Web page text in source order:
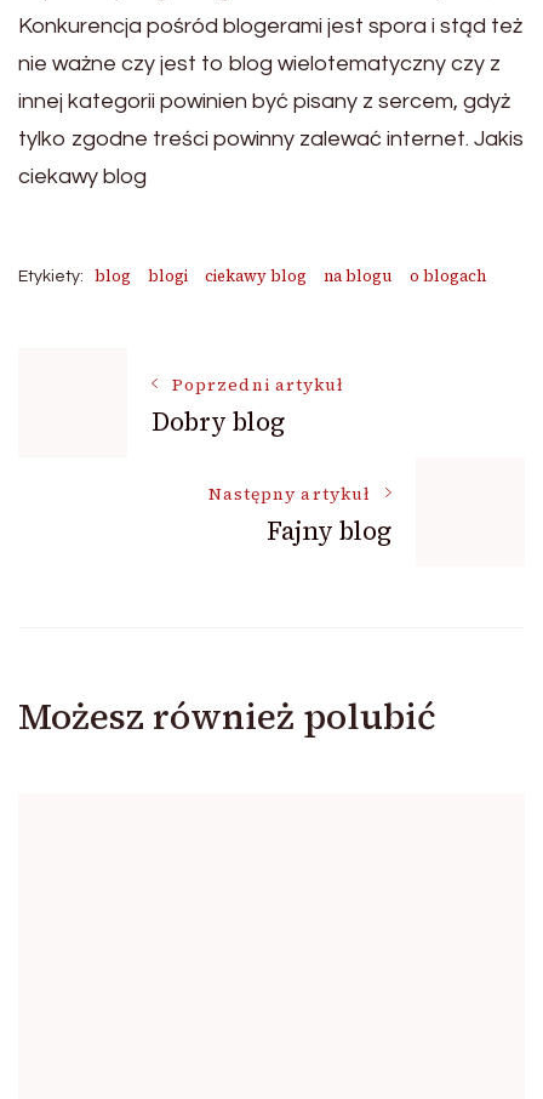
Konkurencja pośród blogerami jest spora i stąd też
nie ważne czy jest to blog wielotematyczny czy z
innej kategorii powinien być pisany z sercem, gdyż
tylko zgodne treści powinny zalewać internet. Jakis
ciekawy blog
Etykiety: blog blogi ciekawy blog na blogu o blogach
NawigacjaPoprzedni artykuł
Dobry blog
Następny artykuł
Fajny blog
Możesz również polubić